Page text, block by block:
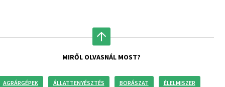
gyógynövénykultúra növényvédelme nehezen megoldható, a
kamara ezért segíti a kiskultúrákkal foglalkozó tagjait a
növényvédelmi készítmények engedélyokirat-kiterjesztésével.
MIRŐL OLVASNÁL MOST?
AGRÁRGÉPEK ÁLLATTENYÉSZTÉS BORÁSZAT ÉLELMISZER